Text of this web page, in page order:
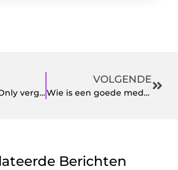
Waarom Sim Only vergelijken
VOLGENDE
Wie is een goede mediator?
Berichten